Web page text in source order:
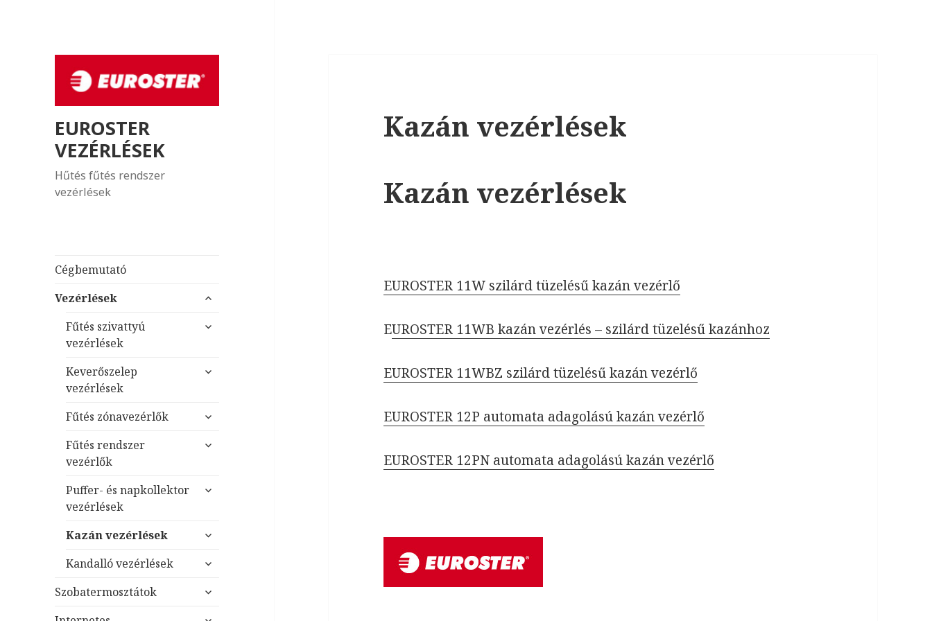
EUROSTER
VEZÉRLÉSEK
Hűtés fűtés rendszer
vezérlések
Cégbemutató
Vezérlések
almenü
Fűtés szivattyú
vezérlések
almenü
Keverőszelep
vezérlések
almenü
Fűtés zónavezérlők
almenü
Fűtés rendszer
vezérlők
almenü
Puffer- és napkollektor
vezérlések
almenü
Kazán vezérlések
almenü
Kandalló vezérlések
almenü
Szobatermosztátok
almenü
almenü
Kazán vezérlések
Kazán vezérlések
EUROSTER 11W szilárd tüzelésű kazán vezérlő
EUROSTER 11WB kazán vezérlés – szilárd tüzelésű kazánhoz
EUROSTER 11WBZ szilárd tüzelésű kazán vezérlő
EUROSTER 12P automata adagolású kazán vezérlő
EUROSTER 12PN automata adagolású kazán vezérlő